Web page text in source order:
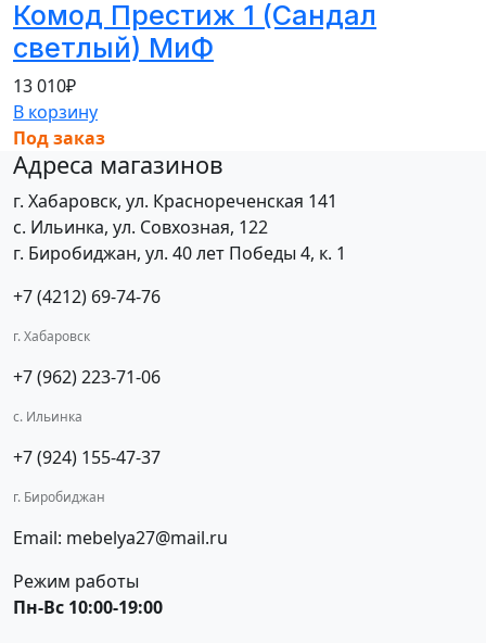
Комод Престиж 1 (Сандал
светлый) МиФ
13 010₽
В корзину
Под заказ
Адреса магазинов
г. Хабаровск, ул. Краснореченская 141
с. Ильинка, ул. Совхозная, 122
г. Биробиджан, ул. 40 лет Победы 4, к. 1
+7 (4212) 69-74-76
г. Хабаровск
+7 (962) 223-71-06
с. Ильинка
+7 (924) 155-47-37
г. Биробиджан
Email: mebelya27@mail.ru
Режим работы
Пн-Вс 10:00-19:00